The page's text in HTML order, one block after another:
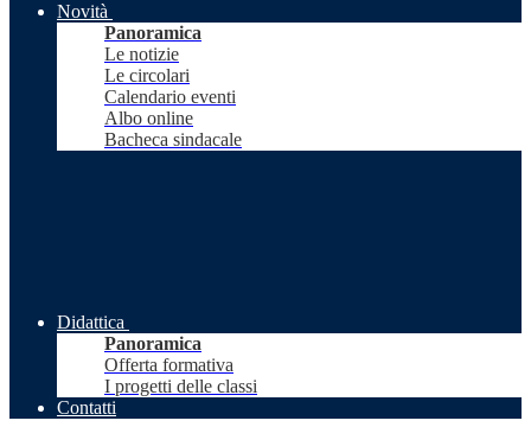
Novità
Panoramica
Le notizie
Le circolari
Calendario eventi
Albo online
Bacheca sindacale
Didattica
Panoramica
Offerta formativa
I progetti delle classi
Contatti